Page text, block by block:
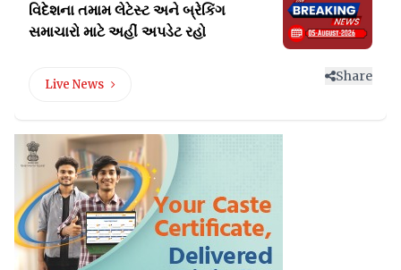
વિદેશના તમામ લેટેસ્ટઅને બ્રેકિંગ
સમાચારો માટે અહીં અપડેટ રહો
Live News
Share